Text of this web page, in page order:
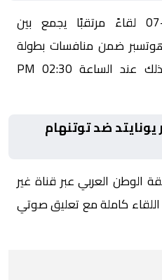
يستضيف اليوم 2026-02-07 لقاءً مرتقبًا يجمع بين
هوتسبر ضمن منافسات بطولة
إنجلترا, الدوري الإنجليزي، وذلك عند الساعة 02:30 PM
ضد توتنهام
الوطن العربي عبر قناة غير
كاملة مع تعليق صوتي